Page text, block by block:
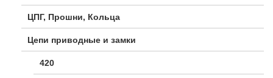
ЦПГ, Прошни, Кольца
Цепи приводные и замки
420